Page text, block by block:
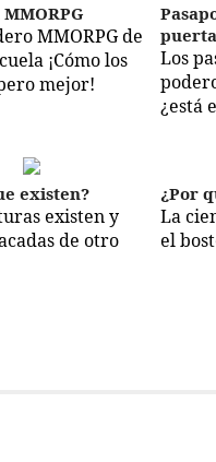
MMORPG de
¡Cómo los
mejor!
Los
¿está
existen?
existen y
de otro
¿Por
La
el